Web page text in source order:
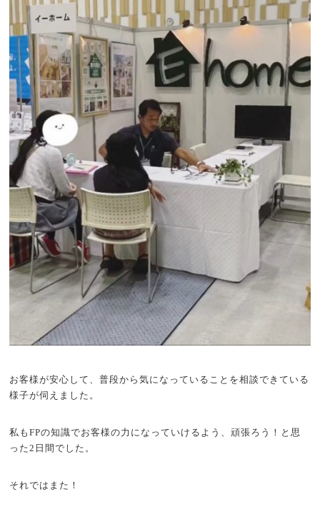
お客様が安心して、普段から気になっていることを相談できている
様子が伺えました。
私もFPの知識でお客様の力になっていけるよう、頑張ろう！と思
った2日間でした。
それではまた！